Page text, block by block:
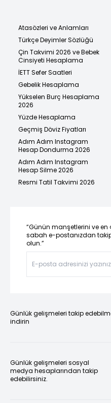
Atasözleri ve Anlamları
Türkçe Deyimler Sözlüğü
Çin Takvimi 2026 ve Bebek
Cinsiyeti Hesaplama
İETT Sefer Saatleri
Gebelik Hesaplama
Yükselen Burç Hesaplama
2026
Yüzde Hesaplama
Geçmiş Döviz Fiyatları
Adım Adım Instagram
Hesap Dondurma 2026
Adım Adım Instagram
Hesap Silme 2026
Resmi Tatil Takvimi 2026
“Günün manşetlerini ve
sabah e-postanızdan
olun.”
Günlük gelişmeleri takip
indirin
Günlük gelişmeleri sosyal
medya hesaplarından takip
edebilirsiniz.